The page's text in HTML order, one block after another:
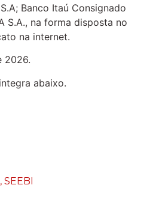
Banco Itaú Consignado
S.A., na forma disposta no
na internet.
2026.
abaixo.
, SEEBI